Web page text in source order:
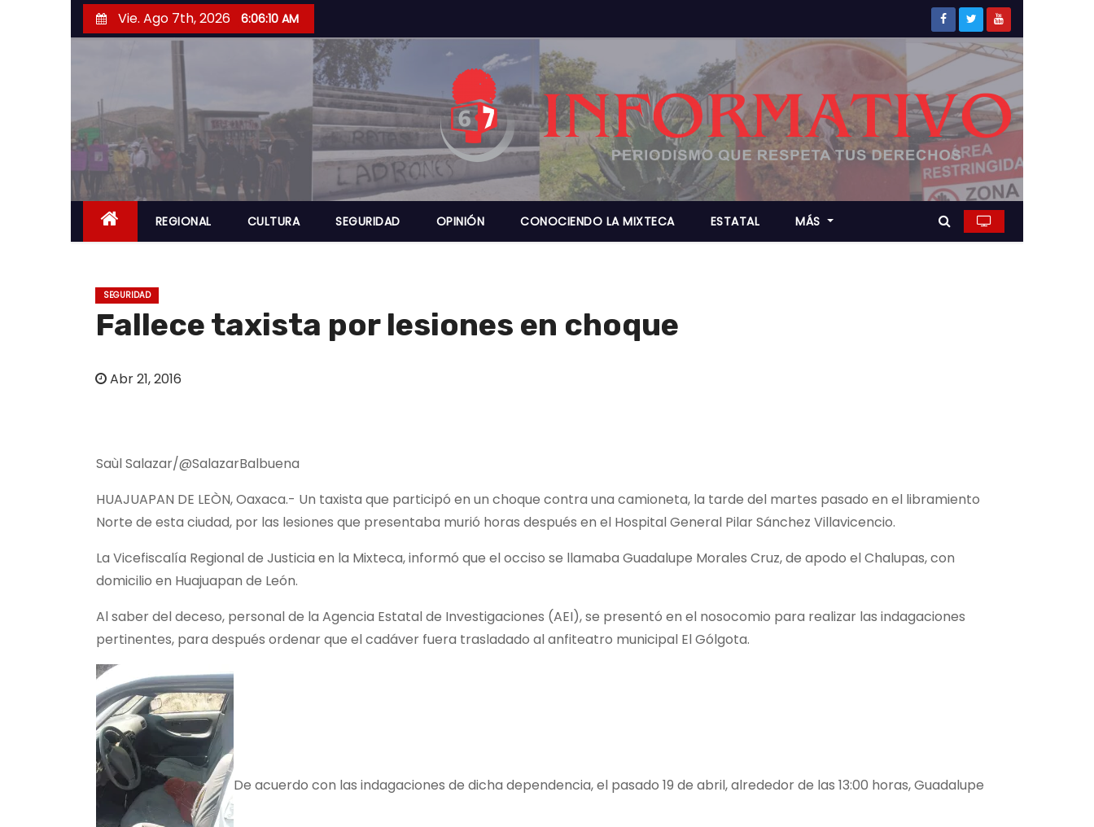
a
r
a
l
n
Vie. Ago 7th, 2026 6:06:11 AM
REGIONAL CULTURA SEGURIDAD OPINIÓN CONOCIENDO LA MIXTECA ESTATAL MÁS
SEGURIDAD
Fallece taxista por lesiones en choque
Abr 21, 2016
Saùl Salazar/@SalazarBalbuena
HUAJUAPAN DE LEÒN, Oaxaca.- Un taxista que participó en un choque contra una camioneta, la tarde del martes pasado en el libramiento
Norte de esta ciudad, por las lesiones que presentaba murió horas después en el Hospital General Pilar Sánchez Villavicencio.
La Vicefiscalía Regional de Justicia en la Mixteca, informó que el occiso se llamaba Guadalupe Morales Cruz, de apodo el Chalupas, con
domicilio en Huajuapan de León.
Al saber del deceso, personal de la Agencia Estatal de Investigaciones (AEI), se presentó en el nosocomio para realizar las indagaciones
pertinentes, para después ordenar que el cadáver fuera trasladado al anfiteatro municipal El Gólgota.
De acuerdo con las indagaciones de dicha dependencia, el pasado 19 de abril, alrededor de las 13:00 horas, Guadalupe